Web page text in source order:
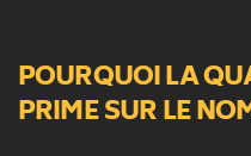
POURQUOI LA
PRIME SUR LE